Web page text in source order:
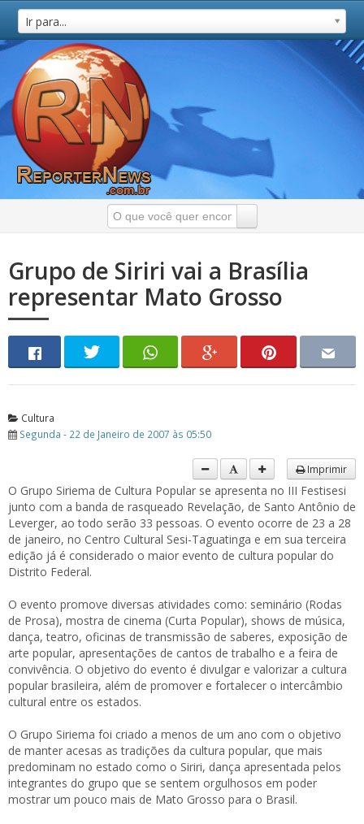
Ir para...
Grupo de Siriri vai a Brasília
representar Mato Grosso
Cultura
Segunda - 22 de Janeiro de 2007 às 05:50
Imprimir
O Grupo Siriema de Cultura Popular se apresenta no III Festisesi
junto com a banda de rasqueado Revelação, de Santo Antônio de
Leverger, ao todo serão 33 pessoas. O evento ocorre de 23 a 28
de janeiro, no Centro Cultural Sesi-Taguatinga e em sua terceira
edição já é considerado o maior evento de cultura popular do
Distrito Federal.
O evento promove diversas atividades como: seminário (Rodas
de Prosa), mostra de cinema (Curta Popular), shows de música,
dança, teatro, oficinas de transmissão de saberes, exposição de
arte popular, apresentações de cantos de trabalho e a feira de
convivência. O objetivo do evento é divulgar e valorizar a cultura
popular brasileira, além de promover e fortalecer o intercâmbio
cultural entre os estados.
O Grupo Siriema foi criado a menos de um ano com o objetivo
de manter acesas as tradições da cultura popular, que mais
predominam no estado como o Siriri, dança apresentada pelos
integrantes do grupo que se sentem orgulhosos em poder
mostrar um pouco mais de Mato Grosso para o Brasil.